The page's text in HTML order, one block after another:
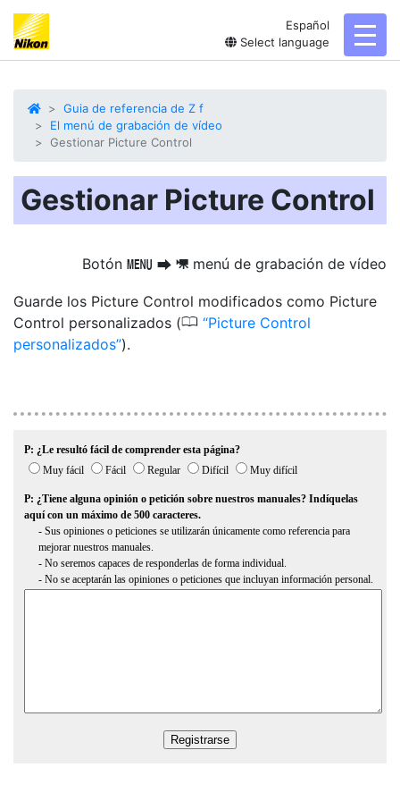
Español
Select language
Guia de referencia de Z f
El menú de grabación de vídeo
Gestionar Picture Control
Gestionar Picture Control
Botón G U 1 menú de grabación de vídeo
Guarde los Picture Control modificados como Picture
Control personalizados (0 Picture Control
personalizados ).